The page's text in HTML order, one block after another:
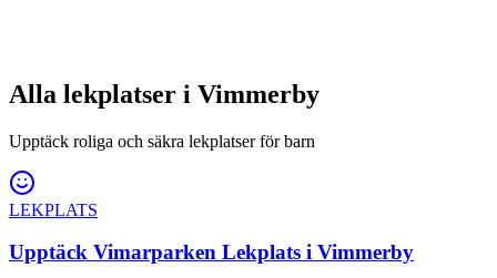
Alla lekplatser i Vimmerby
Upptäck roliga och säkra lekplatser för barn
LEKPLATS
Upptäck Vimarparken Lekplats i Vimmerby